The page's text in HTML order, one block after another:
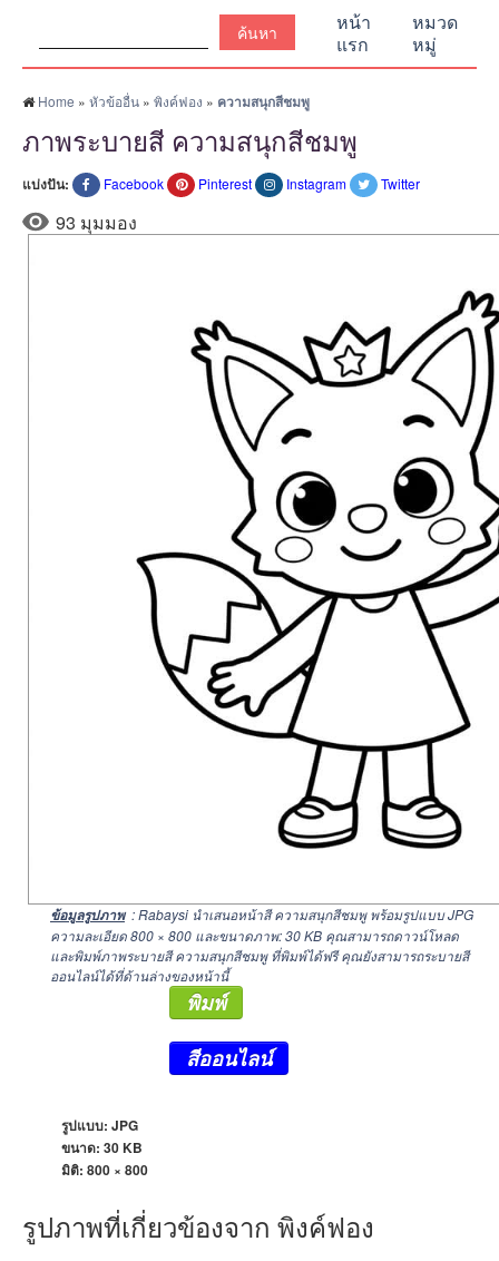
หน้า
แรก
หมวด
หมู่
Home » หัวข้ออื่น » พิงค์ฟอง » ความสนุกสีชมพู
ภาพระบายสี ความสนุกสีชมพู
แบ่งปัน: Facebook Pinterest Instagram Twitter
93 มุมมอง
ข้อมูลรูปภาพ : Rabaysi นำเสนอหน้าสี ความสนุกสีชมพู พร้อมรูปแบบ JPG
ความละเอียด800 × 800 และขนาดภาพ: 30 KB คุณสามารถดาวน์โหลด
และพิมพ์ภาพระบายสี ความสนุกสีชมพู ที่พิมพ์ได้ฟรี คุณยังสามารถระบายสี
ออนไลน์ได้ที่ด้านล่างของหน้านี้
พิมพ์
สีออนไลน์
รูปแบบ: JPG
ขนาด: 30 KB
มิติ: 800 × 800
รูปภาพที่เกี่ยวข้องจาก พิงค์ฟอง